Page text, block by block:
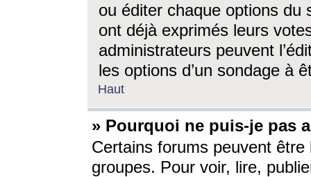
ou éditer chaque options du
ont déjà exprimés leurs
administrateurs peuvent
les options d’un sondage à
Haut
» Pourquoi ne puis-je pas
Certains forums peuvent être
groupes. Pour voir, lire,